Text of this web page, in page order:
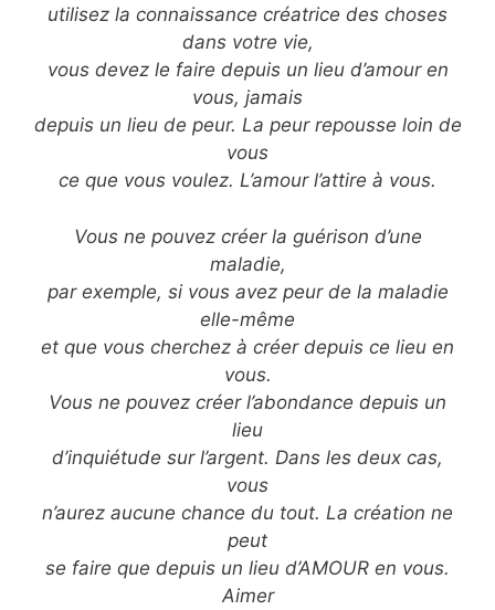
utilisez la connaissance créatrice des choses
dans votre vie,
vous devez le faire depuis un lieu d’amour en
vous, jamais
depuis un lieu de peur. La peur repousse loin de
vous
ce que vous voulez. L’amour l’attire à vous.
Vous ne pouvez créer la guérison d’une
maladie,
par exemple, si vous avez peur de la maladie
elle-même
et que vous cherchez à créer depuis ce lieu en
vous.
Vous ne pouvez créer l’abondance depuis un
lieu
d’inquiétude sur l’argent. Dans les deux cas,
vous
n’aurez aucune chance du tout. La création ne
peut
se faire que depuis un lieu d’AMOUR en vous.
Aimer